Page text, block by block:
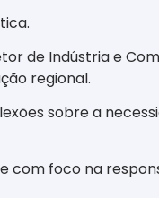
de Indústria e
regional.
sobre a
com foco na